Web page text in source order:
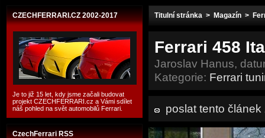
CZECHFERRARI.CZ 2002-2017
Je to již 15 let, kdy jsme začali budovat
projekt CZECHFERRARI.cz a Vámi sdílet
náš pohled na svět automobilů Ferrari.
CzechFerrari RSS
Titulní stránka > Magazín >
Ferrari 458
Jaroslav Hanus,
Kategorie: Ferrari
poslat tento